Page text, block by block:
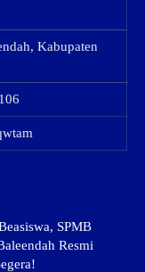
Kabupaten
SPMB
Resmi